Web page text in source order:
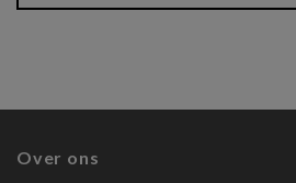
Over ons